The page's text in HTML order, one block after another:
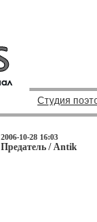
Студия
2006-10-28 16:03
Предатель / Antik